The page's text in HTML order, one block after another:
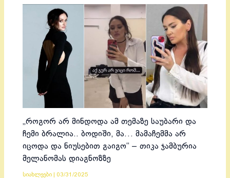
„როგორ არ მინდოდა ამ თემაზე საუბარი და
ჩემი ბრალია.. ბოდიში, მა… მამაჩემმა არ
იცოდა და ნიუსებით გაიგო“ – თიკა ჯამბურია
მელანომას დიაგნოზზე
სიახლეები 03/31/2025